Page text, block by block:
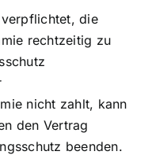
verpflichtet, die
rechtzeitig zu
nicht zahlt, kann
den Vertrag
beenden.